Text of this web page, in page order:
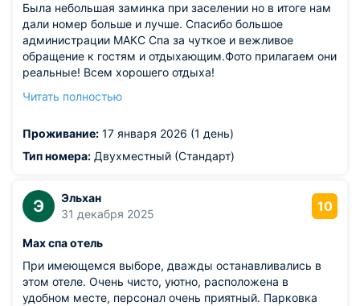
Была небольшая заминка при заселении но в итоге нам
дали номер больше и лучше. Спасибо большое
администрации МАКС Спа за чуткое и вежливое
обращение к гостям и отдыхающим.Фото прилагаем они
реальные! Всем хорошего отдыха!
небольшой шум но это временно не понравилось
маугли... Хотелось бы что бы администрация жестче
реагировала на таких персонажей...
Читать полностью
Проживание: 17 января 2026 (1 день)
Тип номера: Двухместный (Стандарт)
Э
Эльхан
31 декабря 2025
10
Max спа отель
При имеющемся выборе, дважды останавливались в
этом отеле. Очень чисто, уютно, расположена в
удобном месте, персонал очень приятный. Парковка